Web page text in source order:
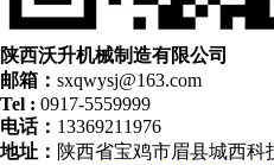
陕西沃升机械制造有限公司
邮箱： sxqwysj@163.com
Tel : 0917-5559999
电话： 13369211976
地址： 陕西省宝鸡市眉县城西科